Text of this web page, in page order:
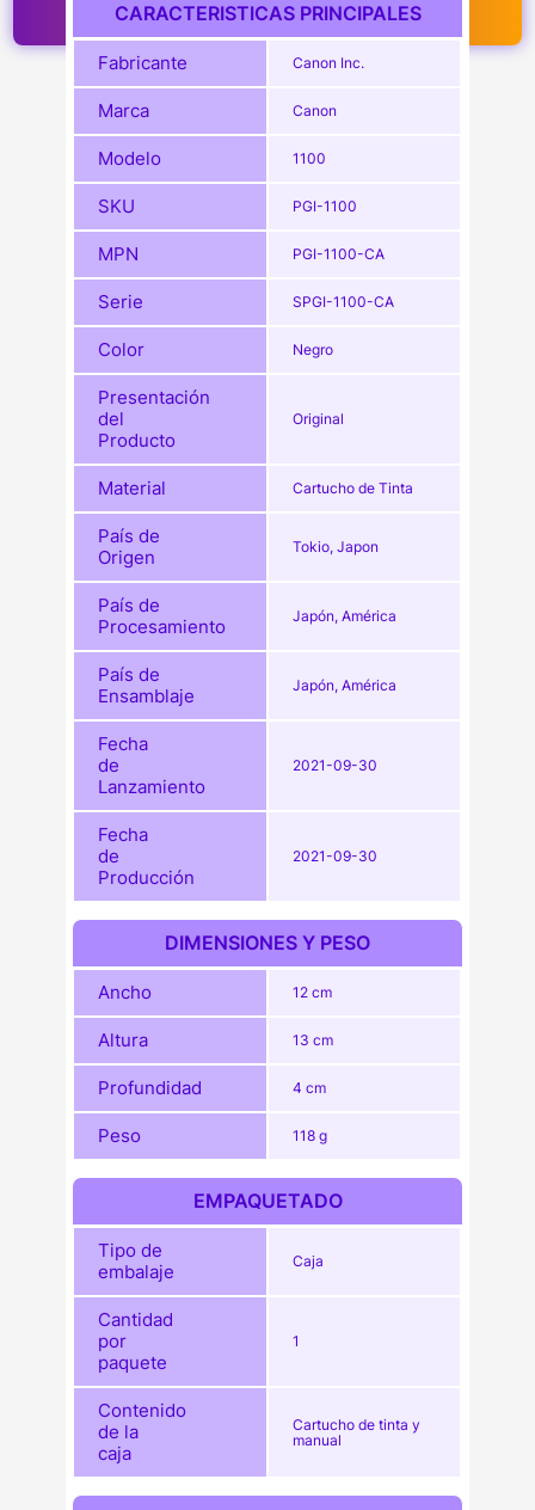
CARACTERISTICAS PRINCIPALES
Fabricante Canon Inc.
Marca Canon
Modelo 1100
SKU PGI-1100
MPN PGI-1100-CA
Serie SPGI-1100-CA
Color Negro
Presentación
del
Producto
Original
Material Cartucho de Tinta
País de
Origen
Tokio, Japon
País de
Procesamiento
Japón, América
País de
Ensamblaje
Japón, América
Fecha
de
Lanzamiento
2021-09-30
Fecha
de
Producción
2021-09-30
DIMENSIONES Y PESO
Ancho 12 cm
Altura 13 cm
Profundidad 4 cm
Peso 118 g
EMPAQUETADO
Tipo de
embalaje
Caja
Cantidad
por
paquete
1
Contenido
de la
caja
Cartucho de tinta y
manual